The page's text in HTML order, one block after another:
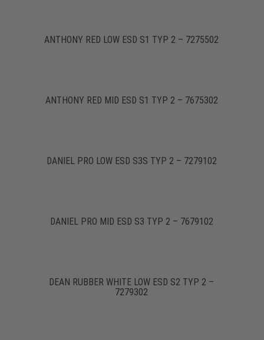
ANTHONY RED LOW ESD S1 TYP 2 – 7275502
ANTHONY RED MID ESD S1 TYP 2 – 7675302
DANIEL PRO LOW ESD S3S TYP 2 – 7279102
DANIEL PRO MID ESD S3 TYP 2 – 7679102
DEAN RUBBER WHITE LOW ESD S2 TYP 2 –
7279302